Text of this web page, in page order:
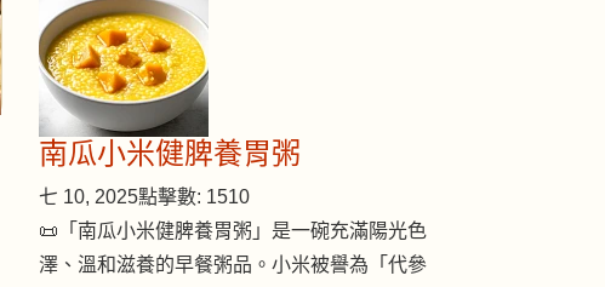
南瓜小米健脾養胃粥
七 10, 2025點擊數: 1510
📜「南瓜小米健脾養胃粥」是一碗充滿陽光色
澤、溫和滋養的早餐粥品。小米被譽為「代參